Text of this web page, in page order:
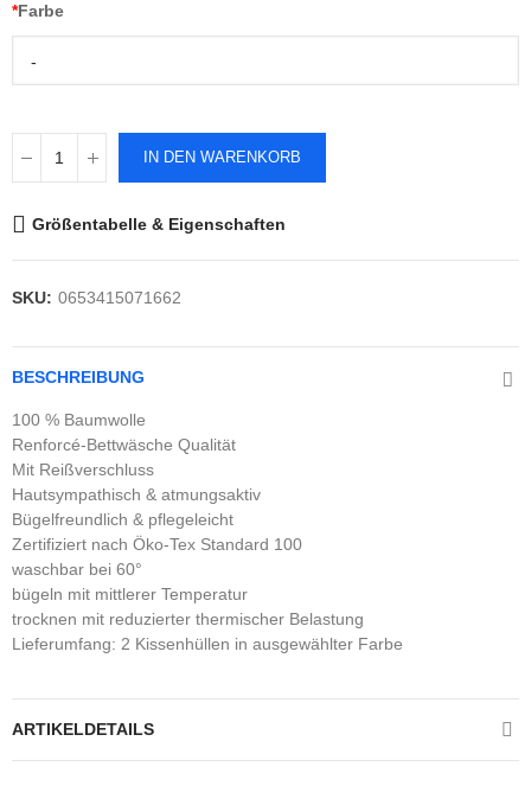
*Farbe
-
IN DEN WARENKORB
Größentabelle & Eigenschaften
SKU: 0653415071662
BESCHREIBUNG
100 % Baumwolle
Renforcé-Bettwäsche Qualität
Mit Reißverschluss
Hautsympathisch & atmungsaktiv
Bügelfreundlich & pflegeleicht
Zertifiziert nach Öko-Tex Standard 100
waschbar bei 60°
bügeln mit mittlerer Temperatur
trocknen mit reduzierter thermischer Belastung
Lieferumfang: 2 Kissenhüllen in ausgewählter Farbe
ARTIKELDETAILS